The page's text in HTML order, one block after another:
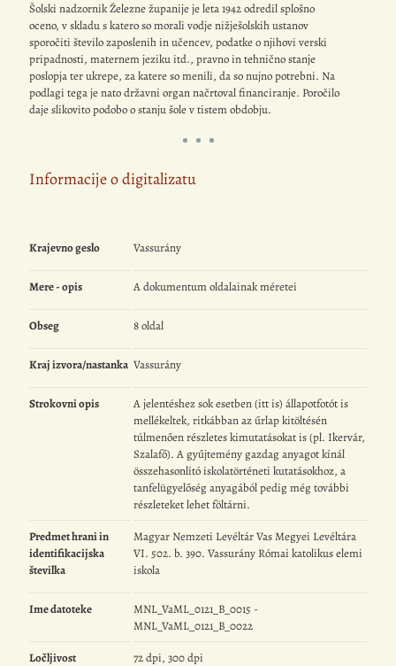
Šolski nadzornik Železne županije je leta 1942 odredil splošno
oceno, v skladu s katero so morali vodje nižješolskih ustanov
sporočiti število zaposlenih in učencev, podatke o njihovi verski
pripadnosti, maternem jeziku itd., pravno in tehnično stanje
poslopja ter ukrepe, za katere so menili, da so nujno potrebni. Na
podlagi tega je nato državni organ načrtoval financiranje. Poročilo
daje slikovito podobo o stanju šole v tistem obdobju.
Informacije o digitalizatu
Krajevno geslo Vassurány
Mere - opis A dokumentum oldalainak méretei
Obseg 8 oldal
Kraj izvora/nastanka Vassurány
Strokovni opis
A jelentéshez sok esetben (itt is) állapotfotót is
mellékeltek, ritkábban az űrlap kitöltésén
túlmenően részletes kimutatásokat is (pl. Ikervár,
Szalafő). A gyűjtemény gazdag anyagot kínál
összehasonlító iskolatörténeti kutatásokhoz, a
tanfelügyelőség anyagából pedig még további
részleteket lehet föltárni.
Predmet hrani in
identifikacijska
številka
Magyar Nemzeti Levéltár Vas Megyei Levéltára
VI. 502. b. 390. Vassurány Római katolikus elemi
iskola
Ime datoteke
MNL_VaML_0121_B_0015 -
MNL_VaML_0121_B_0022
Ločljivost 72 dpi, 300 dpi